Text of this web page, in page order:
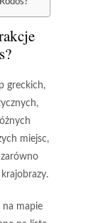
greckich,
,
miejsc,
na mapie